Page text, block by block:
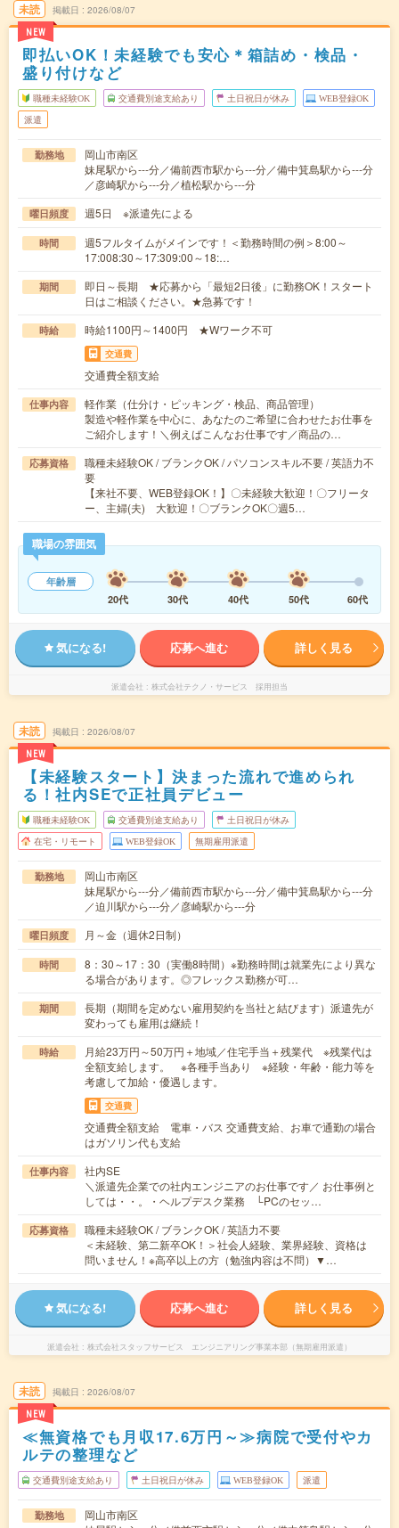
未読
NEW
掲載日 2026/08/07
即払いOK！未経験でも安心＊箱詰め・検品・
盛り付けなど
職種未経験OK 交通費別途支給あり 土日祝日が休み WEB登録OK
派遣
勤務地
岡山市南区
妹尾駅から---分／備前西市駅から---分／備中箕島駅から---分
／彦崎駅から---分／植松駅から---分
曜日頻度 週5日 ※派遣先による
時間
週5フルタイムがメインです！＜勤務時間の例＞8:00～
17:008:30～17:309:00～18:…
期間
即日～長期 ★応募から「最短2日後」に勤務OK！スタート
日はご相談ください。★急募です！
時給 時給1100円～1400円 ★Wワーク不可
交通費
交通費全額支給
仕事内容
軽作業（仕分け・ピッキング・検品、商品管理）
製造や軽作業を中心に、あなたのご希望に合わせたお仕事を
ご紹介します！＼例えばこんなお仕事です／商品の…
応募資格
職種未経験OK / ブランクOK / パソコンスキル不要 / 英語力不
要
【来社不要、WEB登録OK！】〇未経験大歓迎！〇フリータ
ー、主婦(夫) 大歓迎！〇ブランクOK〇週5…
職場の雰囲気
年齢層
20代
30代 40代 50代 60代
気になる! 応募へ進む 詳しく見る
派遣会社 株式会社テクノ・サービス 採用担当
未読
NEW
掲載日 2026/08/07
【未経験スタート】決まった流れで進められ
る！社内SEで正社員デビュー
職種未経験OK 交通費別途支給あり 土日祝日が休み
在宅・リモート WEB登録OK 無期雇用派遣
勤務地
岡山市南区
妹尾駅から---分／備前西市駅から---分／備中箕島駅から---分
／迫川駅から---分／彦崎駅から---分
曜日頻度 月～金（週休2日制）
時間
8：30～17：30（実働8時間）※勤務時間は就業先により異な
る場合があります。◎フレックス勤務が可…
期間
長期（期間を定めない雇用契約を当社と結びます）派遣先が
変わっても雇用は継続！
時給
月給23万円～50万円＋地域／住宅手当＋残業代 ※残業代は
全額支給します。 ※各種手当あり ※経験・年齢・能力等を
考慮して加給・優遇します。
交通費
交通費全額支給 電車・バス 交通費支給、お車で通勤の場合
はガソリン代も支給
仕事内容
社内SE
＼派遣先企業での社内エンジニアのお仕事です／ お仕事例と
しては・・。・ヘルプデスク業務 └PCのセッ…
応募資格
職種未経験OK / ブランクOK / 英語力不要
＜未経験、第二新卒OK！＞社会人経験、業界経験、資格は
問いません！※高卒以上の方（勉強内容は不問）▼…
気になる! 応募へ進む 詳しく見る
派遣会社 株式会社スタッフサービス エンジニアリング事業本部（無期雇用派遣）
未読
NEW
掲載日 2026/08/07
≪無資格でも月収17.6万円～≫病院で受付やカ
ルテの整理など
交通費別途支給あり 土日祝日が休み WEB登録OK 派遣
勤務地
岡山市南区